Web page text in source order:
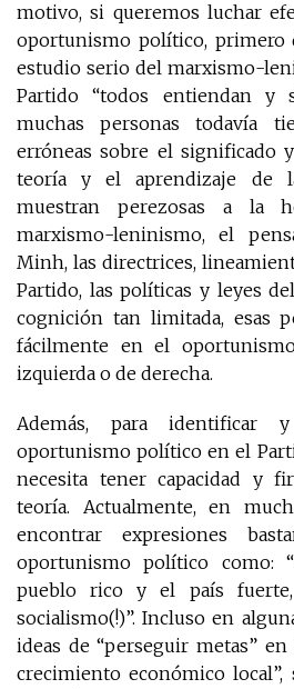
motivo, si queremos luchar
oportunismo político, primero
estudio serio del marxismo-
Partido “todos entiendan y
muchas personas todavía
erróneas sobre el significado
teoría y el aprendizaje de
muestran perezosas a la
marxismo-leninismo, el
Minh, las directrices,
Partido, las políticas y leyes
cognición tan limitada, esas
fácilmente en el
izquierda o de derecha.
Además, para identificar
oportunismo político en el
necesita tener capacidad y
teoría. Actualmente, en
encontrar expresiones
oportunismo político como:
pueblo rico y el país
socialismo(!)”. Incluso en
ideas de “perseguir metas”
crecimiento económico